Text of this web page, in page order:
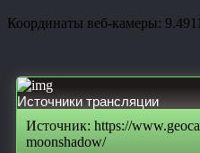
Координаты веб-камеры:
Источники трансляции
Источник: https://
moonshadow/